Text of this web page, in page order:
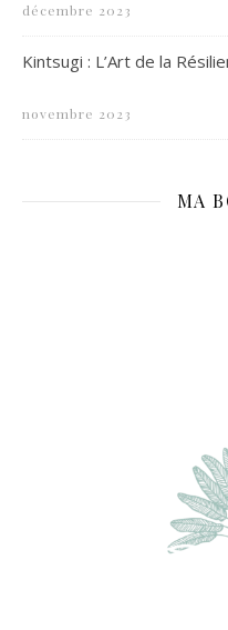
décembre 2023
Kintsugi : L’Art de la
novembre 2023
MA